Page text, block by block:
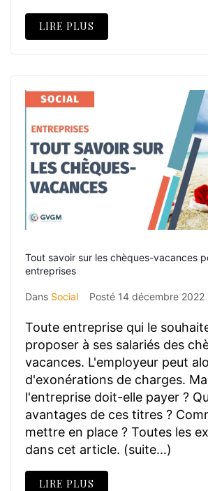
LIRE PLUS
Tout savoir sur les chèques-vacances
entreprises
Dans Social Posté 14 décembre 2022
Toute entreprise qui le
proposer à ses salariés des
vacances. L'employeur peut
d'exonérations de charges.
l'entreprise doit-elle payer ?
avantages de ces titres ?
mettre en place ? Toutes les
dans cet article. (suite…)
LIRE PLUS